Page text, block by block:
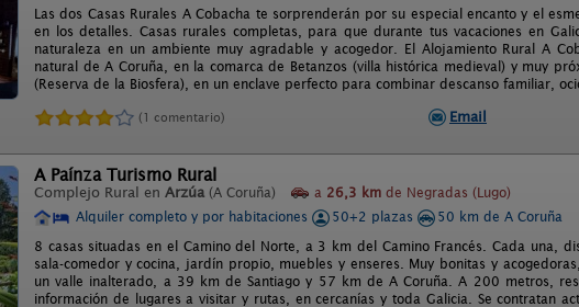
Las dos Casas Rurales A Cobacha te sorprenderán por su especial encanto y el
en los detalles. Casas rurales completas, para que durante tus vacaciones en
naturaleza en un ambiente muy agradable y acogedor. El Alojamiento Rural A
natural de A Coruña, en la comarca de Betanzos (villa histórica medieval) y muy
(Reserva de la Biosfera), en un enclave perfecto para combinar descanso familiar,
(1 comentario) Email
A Paínza Turismo Rural
Complejo Rural en Arzúa (A Coruña) a 26,3 km de Negradas (Lugo)
Alquiler completo y por habitaciones
50+2 plazas
50 km de A Coruña
8 casas situadas en el Camino del Norte, a 3 km del Camino Francés. Cada una,
sala-comedor y cocina, jardín propio, muebles y enseres. Muy bonitas y
un valle inalterado, a 39 km de Santiago y 57 km de A Coruña. A 200 metros,
información de lugares a visitar y rutas, en cercanías y toda Galicia. Se contratan